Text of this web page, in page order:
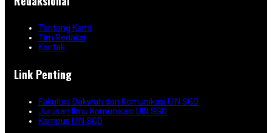
Tentang Kami
Tim Redaksi
Kontak
Link Penting
Fakultas Dakwah dan Komunikasi UIN SGD
Jurusan Ilmu Komunikasi UIN SGD
Kampus UIN SGD